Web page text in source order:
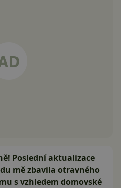
Poslední aktualizace
mě zbavila otravného
s vzhledem domovské